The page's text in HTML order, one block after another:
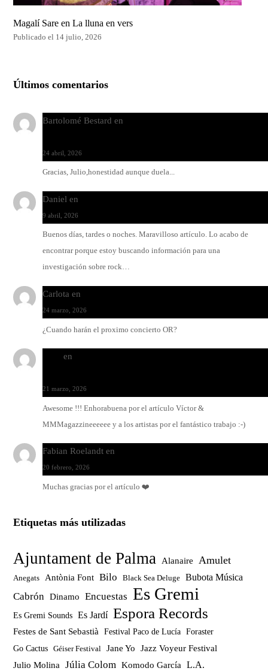
Magalí Sare en La lluna en vers
Publicado el 14 julio, 2026
Últimos comentarios
Bartolomé Bestard en
24 abril, 2026
Gracias, Julio,honestidad aunque duela...
Daniel en
9 abril, 2026
Buenos días, tardes o noches. Maravilloso artículo. Lo acabo de
encontrar porque estoy buscando información para una
investigación sobre rock…
Carlota en
24 marzo, 2026
¿Cuando harán el proximo concierto OR?
en
21 marzo, 2026
Awesome !!! Enhorabuena por el artículo Víctor &
MMMagazzineeeeee y a los artistas por el fantástico trabajo :-)
Fabian Roelandt en
20 febrero, 2026
Muchas gracias por el artículo ❤️
Etiquetas más utilizadas
Ajuntament de Palma Alanaire Amulet
Anegats Antònia Font Bilo Black Sea Deluge Bubota Música
Cabrón Dinamo Encuestas Es Gremi
Es Gremi Sounds Es Jardí Espora Records
Festes de Sant Sebastià Festival Paco de Lucía Foraster
Go Cactus Géiser Festival Jane Yo
Jazz Voyeur Festival
Julio Molina
Júlia Colom Komodo García L.A.